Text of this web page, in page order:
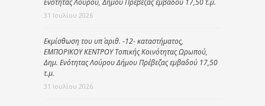
31 Ιουλίου 2026
Εκμίσθωση του υπ΄ αριθ. -12- καταστήματος,
ΕΜΠΟΡΙΚΟΥ ΚΕΝΤΡΟΥ Τοπικής Κοινότητας Ωρωπού,
Δημ. Ενότητας Λούρου Δήμου Πρέβεζας εμβαδού 17,50
τ.μ.
31 Ιουλίου 2026